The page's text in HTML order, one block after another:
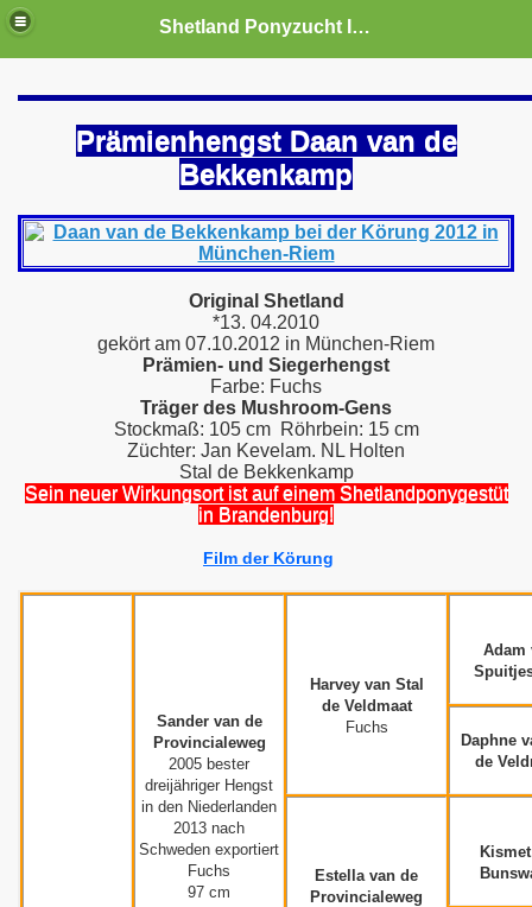
Shetland Ponyzucht Isaron
Prämienhengst Daan van de
Bekkenkamp
Original Shetland
*13. 04.2010
gekört am 07.10.2012 in München-Riem
Prämien- und Siegerhengst
Farbe: Fuchs
Träger des Mushroom-Gens
Stockmaß: 105 cm Röhrbein: 15 cm
Züchter: Jan Kevelam. NL Holten
Stal de Bekkenkamp
Sein neuer Wirkungsort ist auf einem Shetlandponygestüt
in Brandenburg!
Film der Körung
Sander van de
Provincialeweg
2005 bester
dreijähriger Hengst
in den Niederlanden
2013 nach
Schweden exportiert
Fuchs
97 cm
Harvey van Stal
de Veldmaat
Fuchs
Adam
Daphne
de
Estella van de
Provincialeweg